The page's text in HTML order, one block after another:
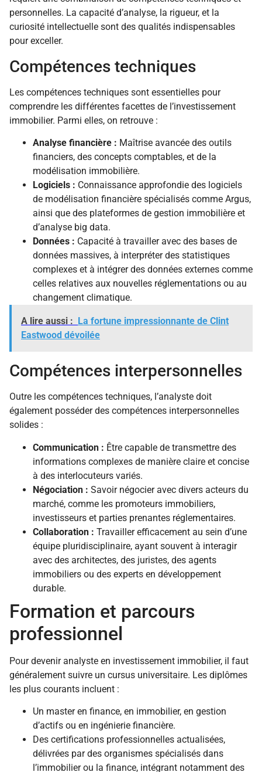
personnelles. La capacité d’analyse, la rigueur, et la
curiosité intellectuelle sont des qualités indispensables
pour exceller.
Compétences techniques
Les compétences techniques sont essentielles pour
comprendre les différentes facettes de l’investissement
immobilier. Parmi elles, on retrouve :
Analyse financière : Maîtrise avancée des outils
financiers, des concepts comptables, et de la
modélisation immobilière.
Logiciels : Connaissance approfondie des logiciels
de modélisation financière spécialisés comme Argus,
ainsi que des plateformes de gestion immobilière et
d’analyse big data.
Données : Capacité à travailler avec des bases de
données massives, à interpréter des statistiques
complexes et à intégrer des données externes comme
celles relatives aux nouvelles réglementations ou au
changement climatique.
A lire aussi :
La fortune impressionnante de Clint
Eastwood dévoilée
Compétences interpersonnelles
Outre les compétences techniques, l’analyste doit
également posséder des compétences interpersonnelles
solides :
Communication : Être capable de transmettre des
informations complexes de manière claire et concise
à des interlocuteurs variés.
Négociation : Savoir négocier avec divers acteurs du
marché, comme les promoteurs immobiliers,
investisseurs et parties prenantes réglementaires.
Collaboration : Travailler efficacement au sein d’une
équipe pluridisciplinaire, ayant souvent à interagir
avec des architectes, des juristes, des agents
immobiliers ou des experts en développement
durable.
Formation et parcours
professionnel
Pour devenir analyste en investissement immobilier, il faut
généralement suivre un cursus universitaire. Les diplômes
les plus courants incluent :
Un master en finance, en immobilier, en gestion
d’actifs ou en ingénierie financière.
Des certifications professionnelles actualisées,
délivrées par des organismes spécialisés dans
l’immobilier ou la finance, intégrant notamment des